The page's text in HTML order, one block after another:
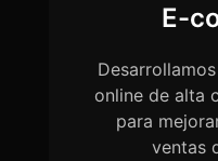
E-
online de alta
para
ventas